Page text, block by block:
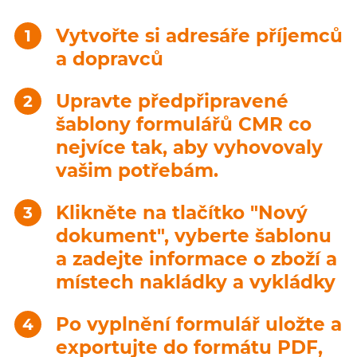
Vytvořte si adresáře příjemců
a dopravců
Upravte předpřipravené
šablony formulářů CMR co
nejvíce tak, aby vyhovovaly
vašim potřebám.
Klikněte na tlačítko "Nový
dokument", vyberte šablonu
a zadejte informace o zboží a
místech nakládky a vykládky
Po vyplnění formulář uložte a
exportujte do formátu PDF,